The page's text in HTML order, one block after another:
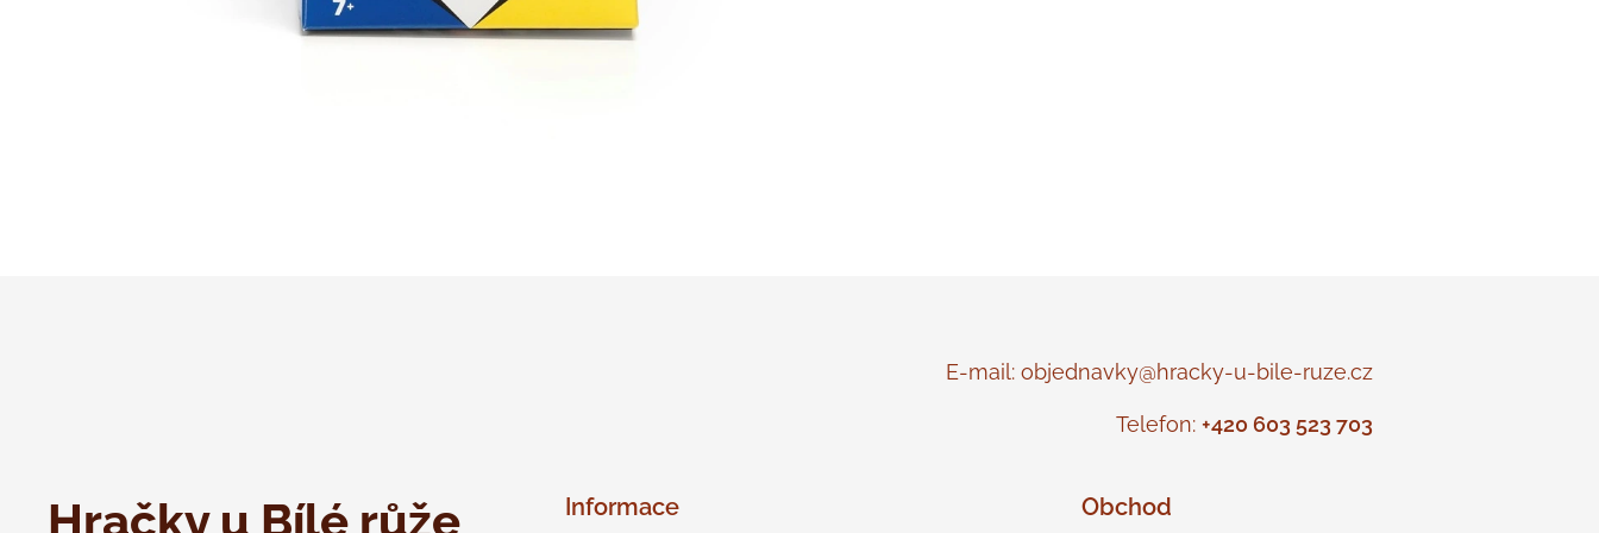
E-mail: objednavky@hracky-u-bile-ruze.cz
Telefon: +420 603 523 703
Hračky u Bílé růže Informace Obchod